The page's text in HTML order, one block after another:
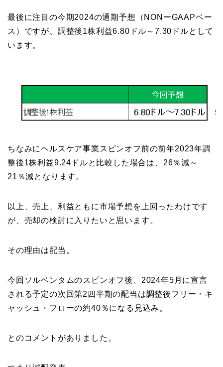
最後に注目の今期2024の通期予想（NONーGAAPベー
ス）ですが、調整後1株利益6.80ドル～7.30ドルとして
います。
ちなみにヘルスケア事業スピンオフ前の前年2023年調
整後1株利益9.24ドルと比較した場合は、26％減～
21％減となります。
以上、売上、利益ともに市場予想を上回ったわけです
が、売却の検討に入りたいと思います。
その理由は配当。
今回ソルベンタムのスピンオフ後、2024年5月に宣言
される予定の次回第2四半期の配当は調整後フリー・キ
ャッシュ・フローの約40％になる見込み。
とのコメントがありました。